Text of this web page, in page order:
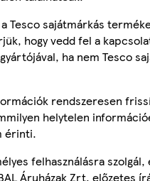
Tesco sajátmárkás
hogy vedd fel a
ha nem Tesco
rendszeresen
helytelen
érinti.
felhasználásra
Áruházak Zrt. előzetes